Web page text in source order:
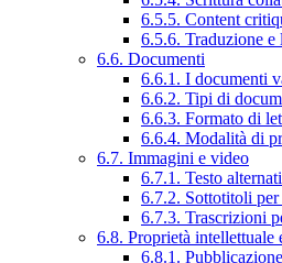
6.5.5. Content
6.5.6. Traduzione e
6.6. Documenti
6.6.1. I documenti
6.6.2. Tipi di
6.6.3. Formato di
6.6.4. Modalità di
6.7. Immagini e video
6.7.1. Testo
6.7.2. Sottotitoli
6.7.3. Trascrizioni
6.8. Proprietà intellettuale
6.8.1.